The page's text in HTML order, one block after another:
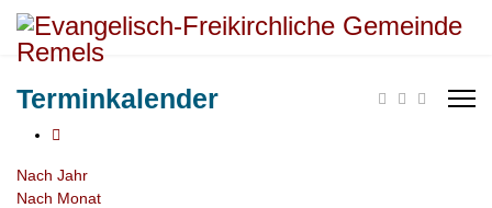
Terminkalender
Nach Jahr
Nach Monat